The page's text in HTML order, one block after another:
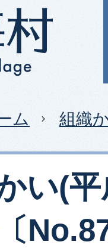
ム 組織
い(